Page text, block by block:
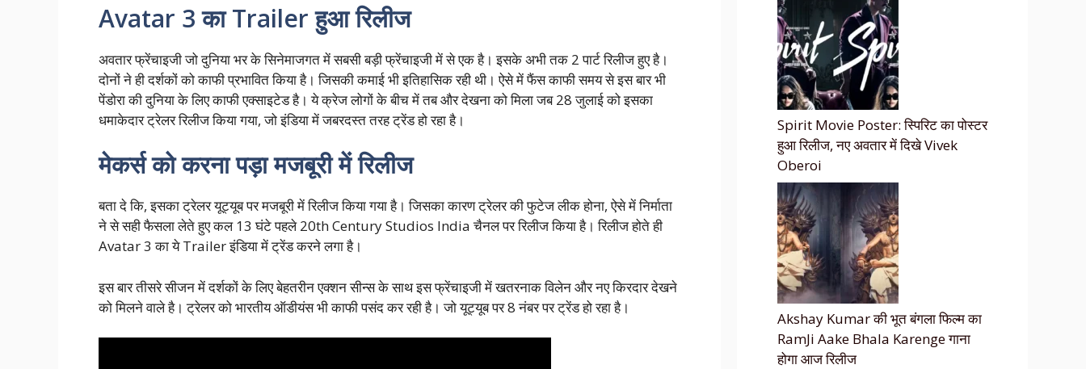
Avatar 3 का Trailer हुआ रिलीज
अवतार फ्रेंचाइजी जो दुनिया भर के सिनेमाजगत में सबसी बड़ी फ्रेंचाइजी में से एक है। इसके अभी तक 2 पार्ट रिलीज हुए है।
दोनों ने ही दर्शकों को काफी प्रभावित किया है। जिसकी कमाई भी इतिहासिक रही थी। ऐसे में फैंस काफी समय से इस बार भी
पेंडोरा की दुनिया के लिए काफी एक्साइटेड है। ये क्रेज लोगों के बीच में तब और देखना को मिला जब 28 जुलाई को इसका
धमाकेदार ट्रेलर रिलीज किया गया, जो इंडिया में जबरदस्त तरह ट्रेंड हो रहा है।
मेकर्स को करना पड़ा मजबूरी में रिलीज
बता दे कि, इसका ट्रेलर यूट्यूब पर मजबूरी में रिलीज किया गया है। जिसका कारण ट्रेलर की फुटेज लीक होना, ऐसे में निर्माता
ने से सही फैसला लेते हुए कल 13 घंटे पहले 20th Century Studios India चैनल पर रिलीज किया है। रिलीज होते ही
Avatar 3 का ये Trailer इंडिया में ट्रेंड करने लगा है।
इस बार तीसरे सीजन में दर्शकों के लिए बेहतरीन एक्शन सीन्स के साथ इस फ्रेंचाइजी में खतरनाक विलेन और नए किरदार देखने
को मिलने वाले है। ट्रेलर को भारतीय ऑडीयंस भी काफी पसंद कर रही है। जो यूट्यूब पर 8 नंबर पर ट्रेंड हो रहा है।
Spirit Movie Poster: स्पिरिट का पोस्टर
हुआ रिलीज, नए अवतार में दिखे Vivek
Oberoi
Akshay Kumar की भूत बंगला फिल्म का
RamJi Aake Bhala Karenge गाना
होगा आज रिलीज